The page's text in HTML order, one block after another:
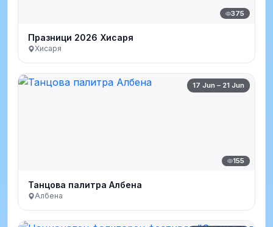
375
Празници 2026 Хисаря
Хисаря
17 Jun – 21 Jun
155
Танцова палитра Албена
Албена